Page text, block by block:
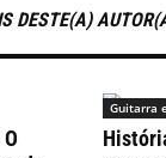
DESTE(A)
Guitarra